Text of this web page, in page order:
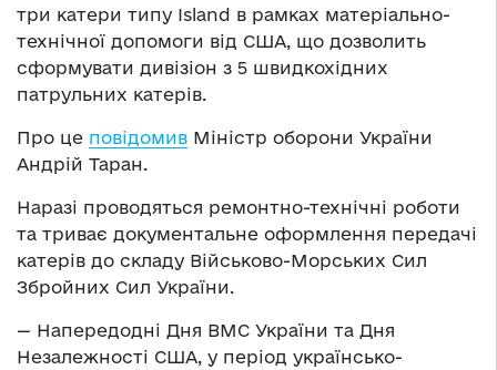
три катери типу Island в рамках матеріально-
технічної допомоги від США, що дозволить
сформувати дивізіон з 5 швидкохідних
патрульних катерів.
Про це повідомив Міністр оборони України
Андрій Таран.
Наразі проводяться ремонтно-технічні роботи
та триває документальне оформлення передачі
катерів до складу Військово-Морських Сил
Збройних Сил України.
— Напередодні Дня ВМС України та Дня
Незалежності США, у період українсько-